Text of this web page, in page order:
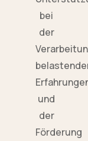
bei
der
und
der
Förderung